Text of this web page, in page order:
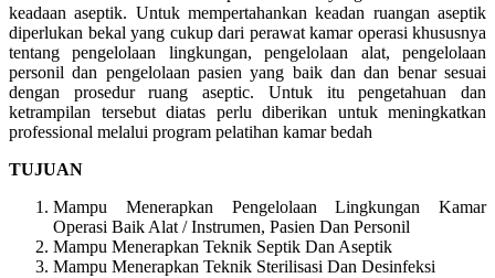
keadaan aseptik. Untuk mempertahankan keadan ruangan aseptik
diperlukan bekal yang cukup dari perawat kamar operasi khususnya
tentang pengelolaan lingkungan, pengelolaan alat, pengelolaan
personil dan pengelolaan pasien yang baik dan dan benar sesuai
dengan prosedur ruang aseptic. Untuk itu pengetahuan dan
ketrampilan tersebut diatas perlu diberikan untuk meningkatkan
professional melalui program pelatihan kamar bedah
TUJUAN
Mampu Menerapkan Pengelolaan Lingkungan Kamar
Operasi Baik Alat / Instrumen, Pasien Dan Personil
Mampu Menerapkan Teknik Septik Dan Aseptik
Mampu Menerapkan Teknik Sterilisasi Dan Desinfeksi